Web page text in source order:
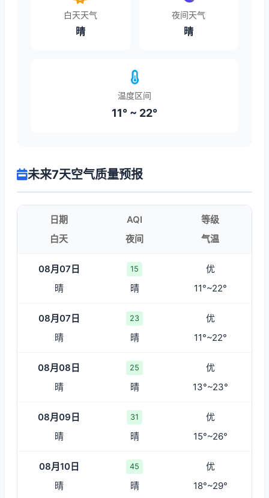
白天天气
晴
夜间天气
晴
温度区间
11° ~ 22°
未来7天空气质量预报
日期 AQI
等级
白天
夜间 气温
08月07日 15
优
晴
晴 11°~22°
08月07日 23
优
晴
晴 11°~22°
08月08日 25
优
晴
晴 13°~23°
08月09日 31
优
晴
晴 15°~26°
08月10日 45
优
晴
晴 18°~29°